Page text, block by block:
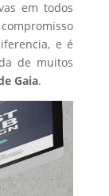
em todos
e é
de muitos
Gaia.